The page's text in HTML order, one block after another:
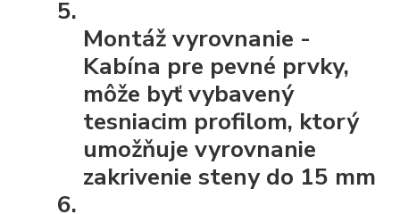
Montáž vyrovnanie -
Kabína pre pevné prvky,
môže byť vybavený
tesniacim profilom, ktorý
umožňuje vyrovnanie
zakrivenie steny do 15 mm